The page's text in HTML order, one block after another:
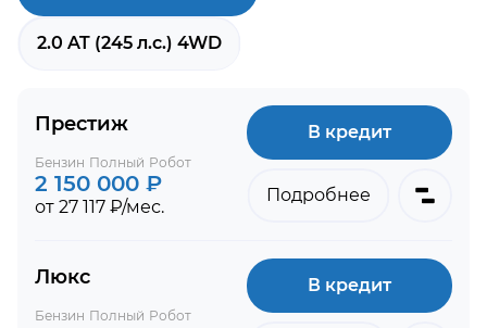
2.0 AT (245 л.с.) 4WD
Престиж
Бензин Полный Робот
2 150 000 ₽
от 27 117 ₽/мес.
В кредит
Подробнее
Люкс
Бензин Полный Робот
В кредит